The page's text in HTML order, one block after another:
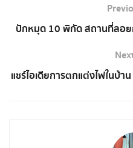
ปักหมุด 10 พิกัด สถานที่ลอย
แชร์ไอเดียการตกแต่งไฟในบ้